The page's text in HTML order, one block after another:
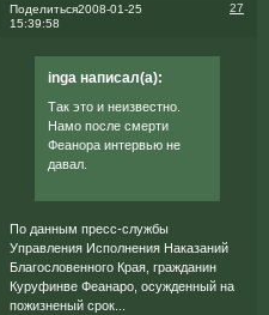
Поделиться 27
2008-01-25
15:39:58
inga написал(а):
Так это и неизвестно.
Намо после смерти
Феанора интервью не
давал.
По данным пресс-службы
Управления Исполнения Наказаний
Благословенного Края, гражданин
Куруфинве Феанаро, осужденный на
пожизненый срок...